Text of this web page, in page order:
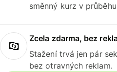
směnný kurz v
Zcela zdarma, bez
Stažení trvá jen pár
bez otravných reklam.